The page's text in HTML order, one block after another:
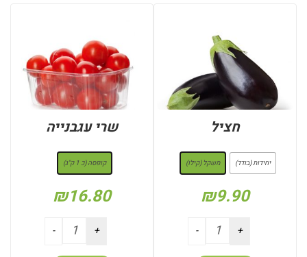
חציל
יחידות (בודד) משקל (קילו)
₪9.90
שרי עגבנייה
קופסה (כ 1 ק"ג)
₪16.80